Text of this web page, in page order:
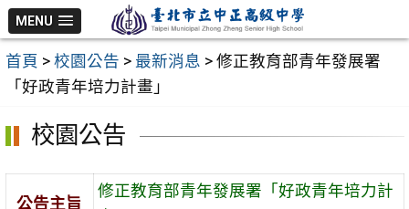
跳
至
主
MENU
首頁 > 校園公告 > 最新消息 > 修正教育部青年發展署
「好政青年培力計畫」
校園公告
公告主旨
修正教育部青年發展署「好政青年培力計